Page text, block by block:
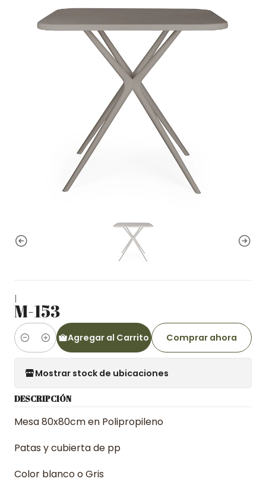
|
M-153
Cantidad
Agregar al Carrito Comprar ahora
Mostrar stock de ubicaciones
DESCRIPCIÓN
Mesa 80x80cm en Polipropileno
Patas y cubierta de pp
Color blanco o Gris